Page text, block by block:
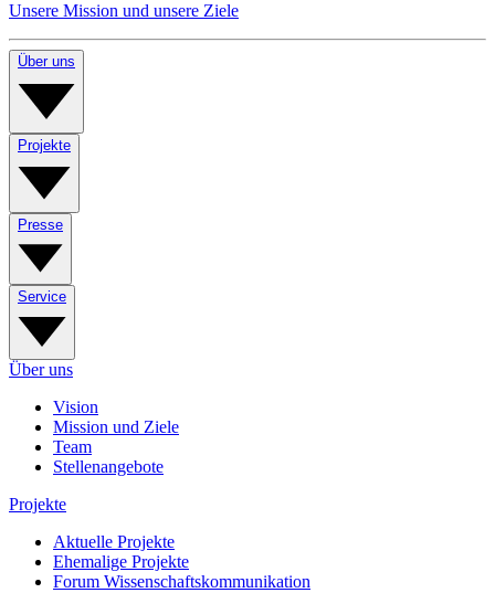
Unsere Mission und unsere Ziele
Über uns
Projekte
Presse
Service
Über uns
Vision
Mission und Ziele
Team
Stellenangebote
Projekte
Aktuelle Projekte
Ehemalige Projekte
Forum Wissenschaftskommunikation